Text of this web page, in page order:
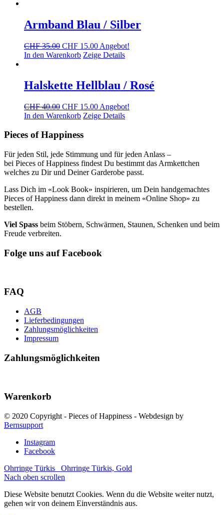
Armband Blau / Silber
CHF35.00 Ursprünglicher
Preis
CHF 15.00Aktueller
Preis
Angebot!
In den Warenkorb Zeige Details
Halskette Hellblau / Rosé
CHF40.00 Ursprünglicher
Preis
CHF 40.00
CHF 15.00Aktueller
Preis
Angebot!
In den Warenkorb Zeige Details
Pieces of Happiness
Für jeden Stil, jede Stimmung und für jeden Anlass –
bei Pieces of Happiness findest Du bestimmt das Armkettchen
welches zu Dir und Deiner Garderobe passt.
Lass Dich im «Look Book» inspirieren, um Dein handgemachtes
Pieces of Happiness dann direkt in meinem «Online Shop» zu
bestellen.
Viel Spass beim Stöbern, Schwärmen, Staunen, Schenken und beim
Freude verbreiten.
Folge uns auf Facebook
FAQ
AGB
Lieferbedingungen
Zahlungsmöglichkeiten
Impressum
Zahlungsmöglichkeiten
Warenkorb
© 2020 Copyright - Pieces of Happiness - Webdesign by
Bernsupport
Instagram
Facebook
Ohrringe Türkis
Ohrringe Türkis, Gold
Nach oben scrollen
Diese Website benutzt Cookies. Wenn du die Website weiter nutzt,
gehen wir von deinem Einverständnis aus.